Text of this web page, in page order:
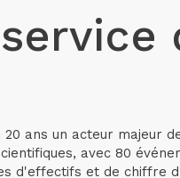
ans un acteur majeur
avec 80
d'effectifs et de chiffre